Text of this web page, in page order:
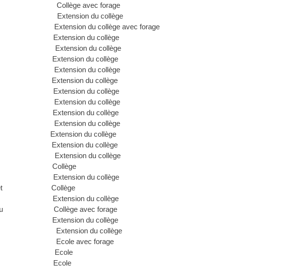
Collège avec forage
du collège
Extension du collège avec forage
Extension du collège
Extension du collège
Extension du collège
Extension du collège
Extension du collège
Extension du collège
Extension du collège
Extension du collège
Extension du collège
Extension du collège
Extension du collège
Extension du collège
Collège
Extension du collège
Houet Collège
Extension du collège
Collège avec forage
Extension du collège
Extension du collège
Ecole avec forage
Ecole
Ecole